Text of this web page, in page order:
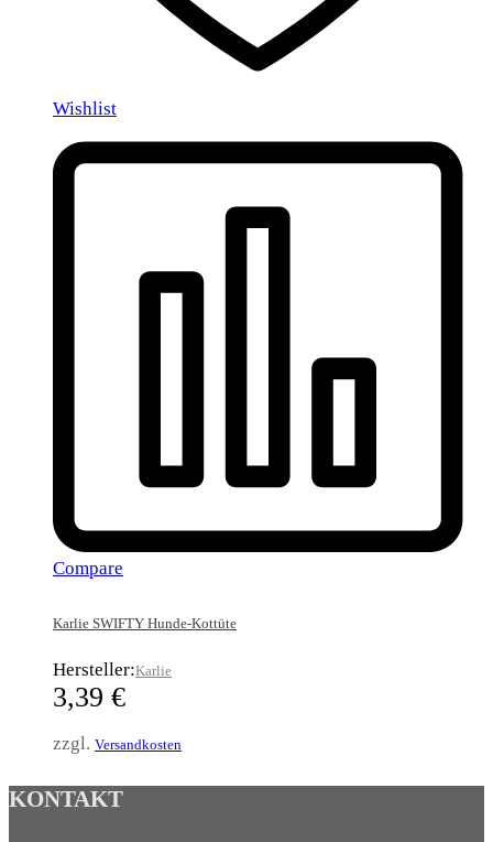
Wishlist
Compare
Karlie SWIFTY Hunde-Kottüte
Hersteller:Karlie
3,39 €
zzgl. Versandkosten
KONTAKT